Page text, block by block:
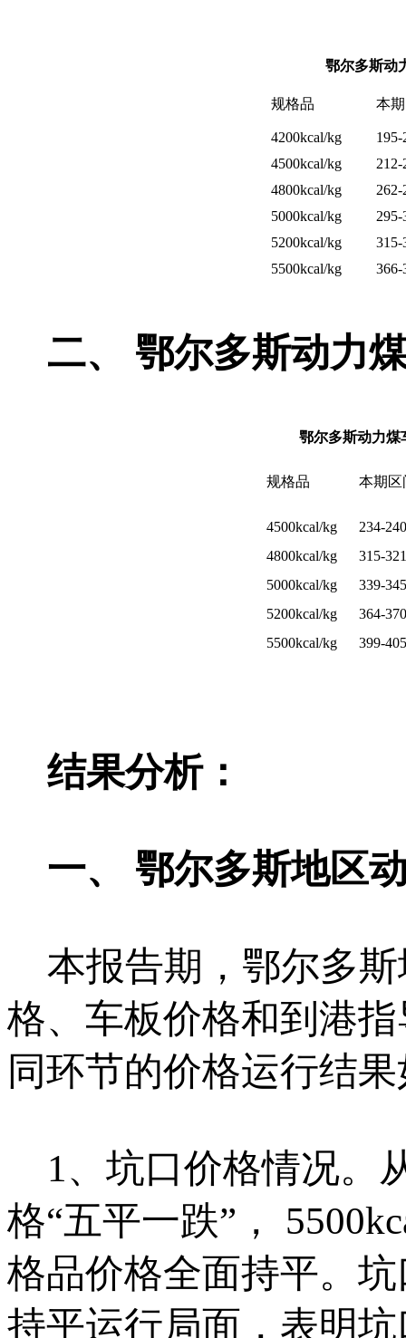
鄂尔多斯动
规格品 本期
4200kcal/kg
195-
4500kcal/kg
212-
4800kcal/kg
262-
5000kcal/kg
295-
5200kcal/kg
315-
5500kcal/kg
366-
二、 鄂尔多斯动力
鄂尔多斯动力
规格品 本期区
4500kcal/kg
234-240
4800kcal/kg
315-321
5000kcal/kg
339-345
5200kcal/kg
364-370
5500kcal/kg
399-405
结果分析：
一、 鄂尔多斯地区
本报告期，鄂尔多斯
格、车板价格和到港
同环节的价格运行结
1、坑口价格情况。
格“五平一跌”，
格品价格全面持平。
持平运行局面，表明